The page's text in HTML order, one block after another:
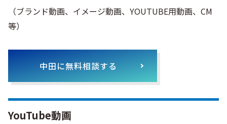
（ブランド動画、イメージ動画、YOUTUBE用動画、CM
等）
中田に無料相談する
YouTube動画